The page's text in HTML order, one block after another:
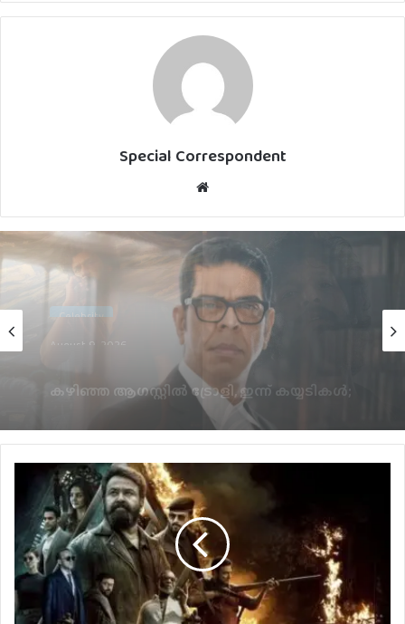
Special Correspondent
Celebrity
ഗുഡ്‌വിൽ എൻ്റർടെയ്ൻമെൻ്റ്സിൻ്റെ
ബാനറിൽ ഒരുങ്ങുന്ന ‘ഓപ്പറേഷൻ ത്രാളിൽ’
മുരളി ശർമ്മ;ക്യാരക്ടർ പോസ്റ്റർ പുറത്ത്